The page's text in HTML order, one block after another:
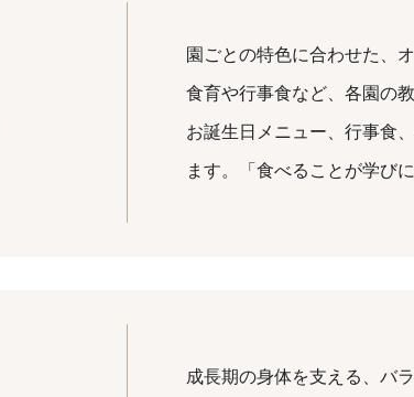
園ごとの特色に合わせた、
食育や行事食など、各園の
お誕生日メニュー、行事食
ます。「食べることが学び
成長期の身体を支える、バ